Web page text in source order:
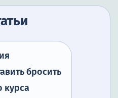
бросить
курса